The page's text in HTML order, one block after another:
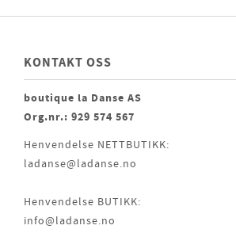
KONTAKT OSS
boutique la Danse AS
Org.nr.: 929 574 567
Henvendelse NETTBUTIKK:
ladanse@ladanse.no
Henvendelse BUTIKK:
info@ladanse.no